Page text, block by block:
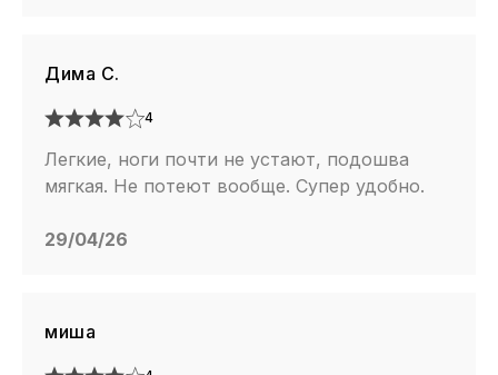
Дима С.
4
Легкие, ноги почти не устают, подошва
мягкая. Не потеют вообще. Супер удобно.
29/04/26
миша